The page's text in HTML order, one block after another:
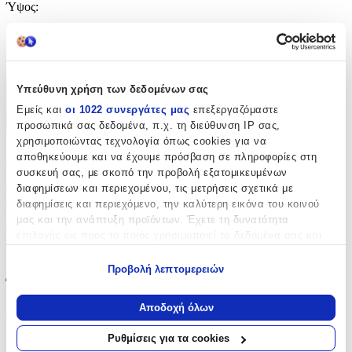
Υπεύθυνη χρήση των δεδομένων σας
Εμείς και οι 1022 συνεργάτες μας επεξεργαζόμαστε
προσωπικά σας δεδομένα, π.χ. τη διεύθυνση IP σας,
χρησιμοποιώντας τεχνολογία όπως cookies για να
αποθηκεύουμε και να έχουμε πρόσβαση σε πληροφορίες στη
συσκευή σας, με σκοπό την προβολή εξατομικευμένων
διαφημίσεων και περιεχομένου, τις μετρήσεις σχετικά με
διαφημίσεις και περιεχόμενο, την καλύτερη εικόνα του κοινού
μας και την ανάπτυξη προϊόντων. Έχετε τη δυνατότητα
Να συλλέξουμε πληροφορίες σχετικά με τη γεωγραφική
σας τοποθεσία, οι οποίες μπορεί να είναι ακριβείς σε
απόσταση μερικών μέτρων
Να αναγνωρίσουμε τη συσκευή σας σαρώνοντας ενεργά
Προβολή λεπτομερειών
Αποδοχή όλων
Ρυθμίσεις για τα cookies
Ύψος:
cm
+
Χαρακτηριστικά
Βασικά Χαρακτηριστικά
Είδος
Αφρώδες